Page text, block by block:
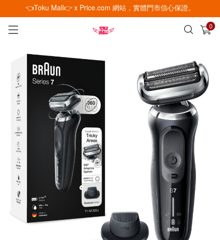
👈Toku Mall👉 x Price.com 網站，實體門市信心保證。
0
已加入購物車 查看